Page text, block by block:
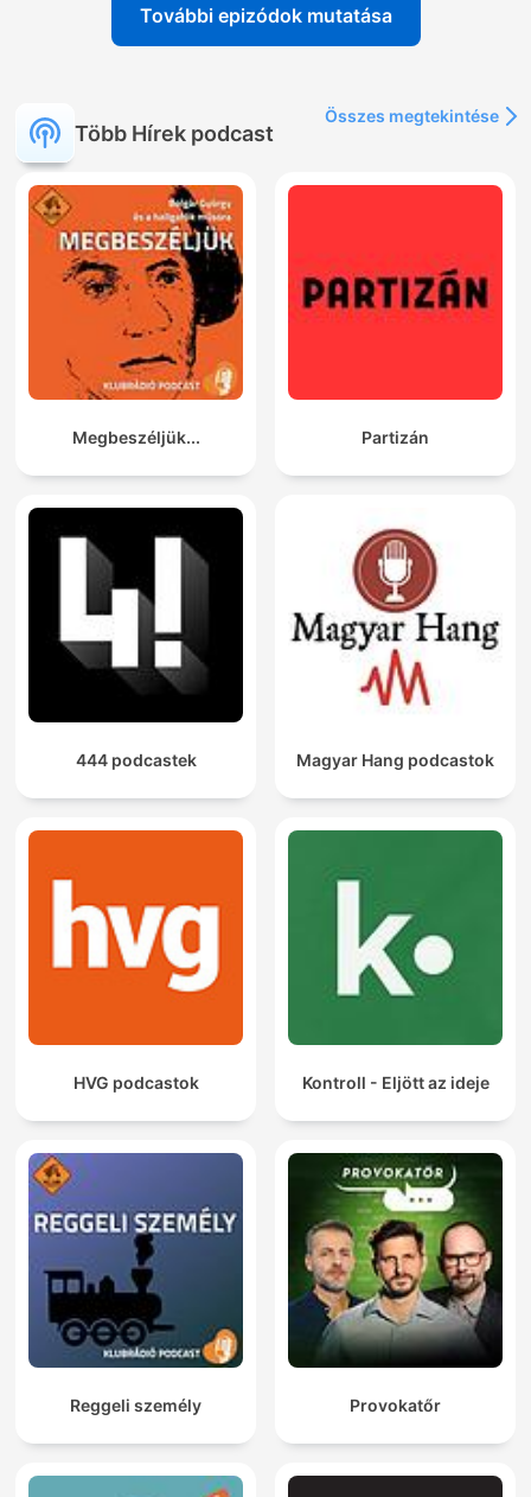
További epizódok mutatása
Több Hírek podcast
Összes megtekintése
Megbeszéljük... Partizán
444 podcastek Magyar Hang podcastok
HVG podcastok Kontroll - Eljött az ideje
Reggeli személy Provokatőr